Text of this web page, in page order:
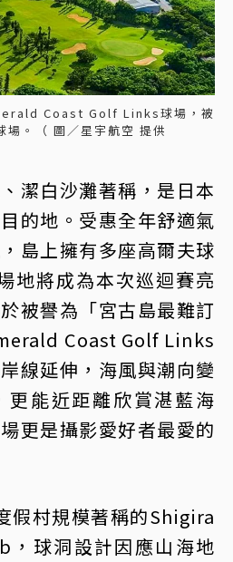
Coast Golf Links球場，被
場。（ 圖／星宇航空 提供
潔白沙灘著稱，是日本
的地。受惠全年舒適氣
島上擁有多座高爾夫球
地將成為本次巡迴賽亮
被譽為「宮古島最難訂
Coast Golf Links
線延伸，海風與潮向變
更能近距離欣賞湛藍海
更是攝影愛好者最愛的
假村規模著稱的Shigira
球洞設計因應山海地